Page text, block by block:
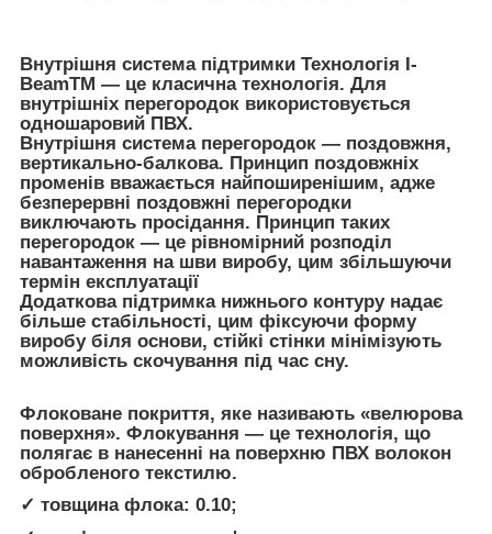
Внутрішня система підтримки Технологія I-
BeamTM — це класична технологія. Для
внутрішніх перегородок використовується
одношаровий ПВХ.
Внутрішня система перегородок — поздовжня,
вертикально-балкова. Принцип поздовжніх
променів вважається найпоширенішим, адже
безперервні поздовжні перегородки
виключають просідання. Принцип таких
перегородок — це рівномірний розподіл
навантаження на шви виробу, цим збільшуючи
термін експлуатації
Додаткова підтримка нижнього контуру надає
більше стабільності, цим фіксуючи форму
виробу біля основи, стійкі стінки мінімізують
можливість скочування під час сну.
Флоковане покриття, яке називають «велюрова
поверхня». Флокування — це технологія, що
полягає в нанесенні на поверхню ПВХ волокон
обробленого текстилю.
✓ товщина флока: 0.10;